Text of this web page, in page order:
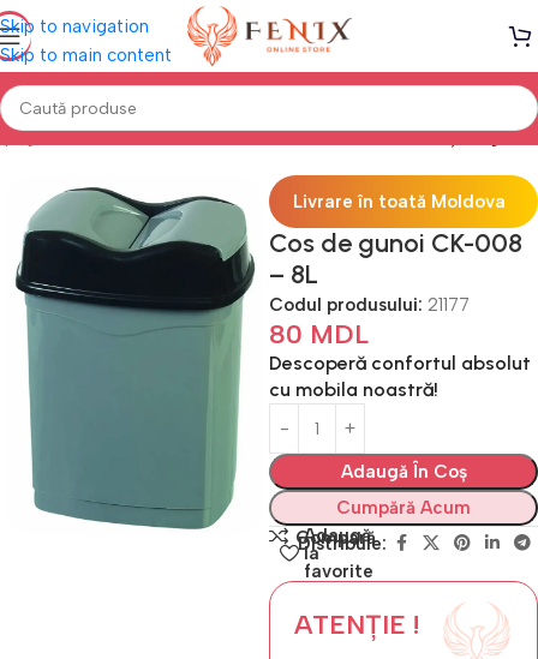
Skip to navigation
Skip to main content
pagină Mobilă BUCĂTĂRIE Alte acesorii bucătărie Coș de gunoi
Livrare în toată Moldova
Cos de gunoi CK-008
– 8L
Codul produsului: 21177
80 MDL
Descoperă confortul absolut
cu mobila noastră!
Adaugă În Coș
Cumpără Acum
Compară
Adaugă
la
favorite
Distribuie:
ATENȚIE !